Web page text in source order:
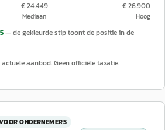
€ 24.449
Mediaan
€ 26.900
Hoog
— de gekleurde stip toont de positie in de
aanbod. Geen officiële taxatie.
ONDERNEMERS